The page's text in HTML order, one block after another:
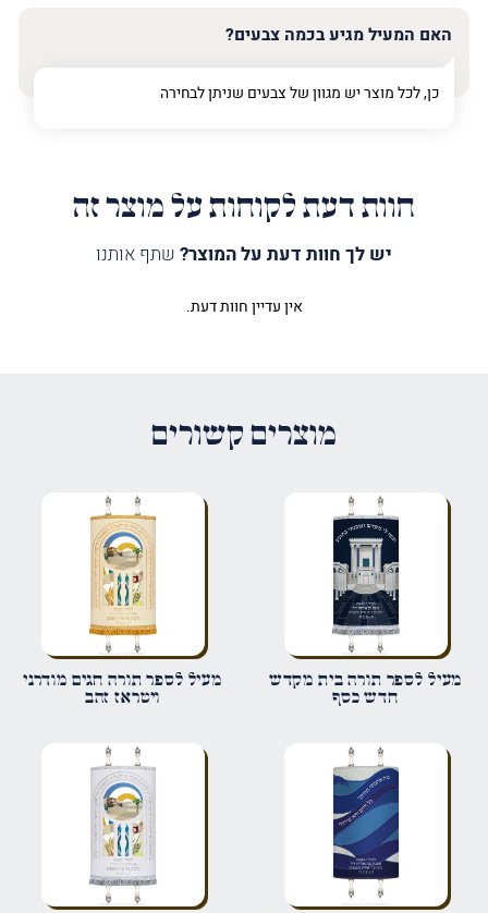
האם המעיל מגיע בכמה צבעים?
כן, לכל מוצר יש מגוון של צבעים שניתן לבחירה
חוות דעת לקוחות על מוצר זה
יש לך חוות דעת על המוצר? שתף אותנו
הביקורת שלך*
שם*
שמור בדפדפן זה את השם, האימייל והאתר שלי לפעם הבאה שאגיב.
אין עדיין חוות דעת.
מוצרים קשורים
מעיל לספר תורה בית מקדש
חדש כסף
מעיל לספר תורה חגים מודרני
ויטראז זהב